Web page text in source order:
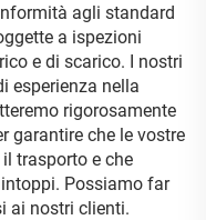
agli standard
a ispezioni
e di scarico. I nostri
esperienza nella
rigorosamente
garantire che le vostre
trasporto e che
Possiamo far
ai nostri clienti.